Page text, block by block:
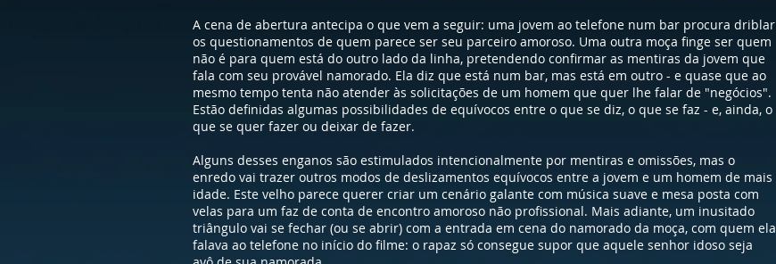
A cena de abertura antecipa o que vem a seguir: uma jovem ao telefone num bar procura driblar
os questionamentos de quem parece ser seu parceiro amoroso. Uma outra moça finge ser quem
não é para quem está do outro lado da linha, pretendendo confirmar as mentiras da jovem que
fala com seu provável namorado. Ela diz que está num bar, mas está em outro - e quase que ao
mesmo tempo tenta não atender às solicitações de um homem que quer lhe falar de "negócios".
Estão definidas algumas possibilidades de equívocos entre o que se diz, o que se faz - e, ainda, o
que se quer fazer ou deixar de fazer.
Alguns desses enganos são estimulados intencionalmente por mentiras e omissões, mas o
enredo vai trazer outros modos de deslizamentos equívocos entre a jovem e um homem de mais
idade. Este velho parece querer criar um cenário galante com música suave e mesa posta com
velas para um faz de conta de encontro amoroso não profissional. Mais adiante, um inusitado
triângulo vai se fechar (ou se abrir) com a entrada em cena do namorado da moça, com quem ela
falava ao telefone no início do filme: o rapaz só consegue supor que aquele senhor idoso seja